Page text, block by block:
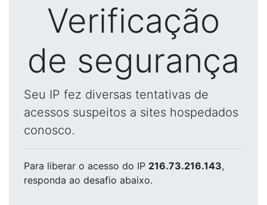
Verificação
de segurança
Seu IP fez diversas tentativas de
acessos suspeitos a sites hospedados
conosco.
Para liberar o acesso do IP 216.73.216.143,
responda ao desafio abaixo.